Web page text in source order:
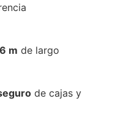
m de largo
de cajas y